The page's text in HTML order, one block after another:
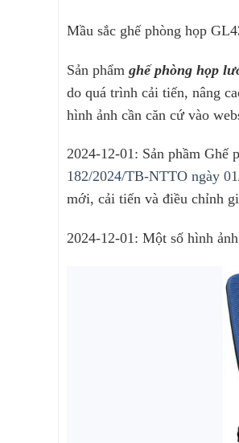
Mầu sắc ghế phòng họp
Sản phẩm ghế phòng họp
do quá trình cải tiến, nâng
hình ảnh cần căn cứ vào
2024-12-01: Sản phầm Ghế
182/2024/TB-NTTO ngày
mới, cải tiến và điều chỉnh
2024-12-01: Một số hình